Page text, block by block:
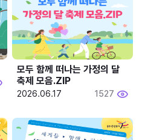
모두 함께 떠나는 가정의 달
축제 모음.ZIP
2026.06.17 1527